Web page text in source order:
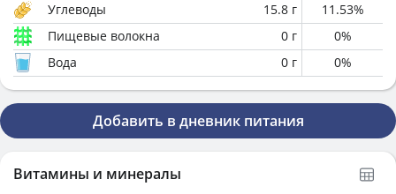
Углеводы
15.8 г 11.53%
Пищевые волокна
0 г 0%
Вода
0 г 0%
Добавить в дневник питания
Витамины и минералы